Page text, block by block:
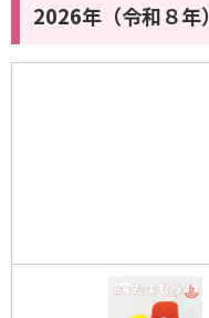
2026年（令和８年）